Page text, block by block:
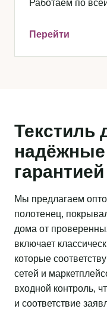
Работаем по
Перейти
Текстиль
надёжные
Мы предлагаем
полотенец,
дома от
включает
которые
сетей и
входной контроль,
и соответствие